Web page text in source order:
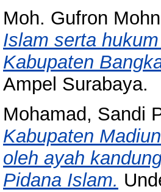
Moh. Gufron
Islam serta
Kabupaten
Ampel Surabaya.
Mohamad, Sandi
Kabupaten
oleh ayah
Pidana Islam.